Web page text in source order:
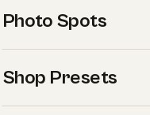
Photo Spots
Shop Presets
guide includes
tour and
through these links,
at no extra